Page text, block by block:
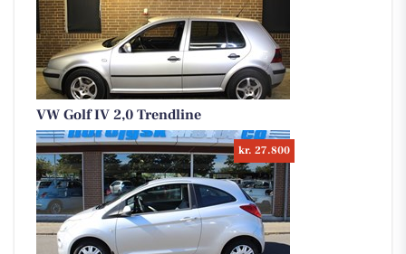
VW Golf IV 2,0 Trendline
kr. 27.800